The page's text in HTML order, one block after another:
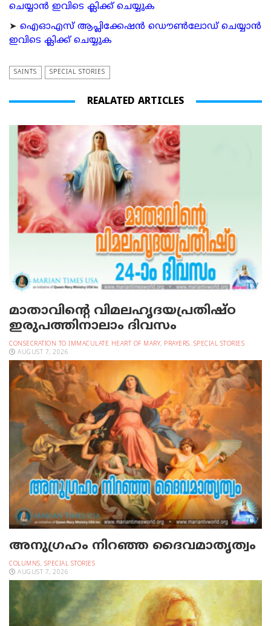
ചെയ്യാന്‍ ഇവിടെ ക്ലിക്ക് ചെയ്യുക
➤ ഐഓഎസ് ആപ്ലിക്കേഷന്‍ ഡൌണ്‍ലോഡ് ചെയ്യാന്‍
ഇവിടെ ക്ലിക്ക് ചെയ്യുക
SAINTS SPECIAL STORIES
REALATED ARTICLES
മാതാവിന്റെ വിമലഹൃദയപ്രതിഷ്ഠ
ഇരുപത്തിനാലാം ദിവസം
CONSECRATION TO IMMACULATE HEART OF MARY, PRAYERS, SPECIAL STORIES
AUGUST 7, 2026
അനുഗ്രഹം നിറഞ്ഞ ദൈവമാതൃത്വം
COLUMNS, SPECIAL STORIES
AUGUST 7, 2026